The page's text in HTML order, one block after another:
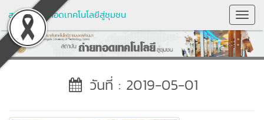
สถาบันถ่ายทอดเทคโนโลยีสู่ชุมชน
วันที่ : 2019-05-01